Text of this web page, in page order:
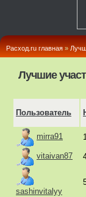
Расход.ru главная »
Лучшие
Пользователь
mirra91
vitaivan87
sashinvitalyy